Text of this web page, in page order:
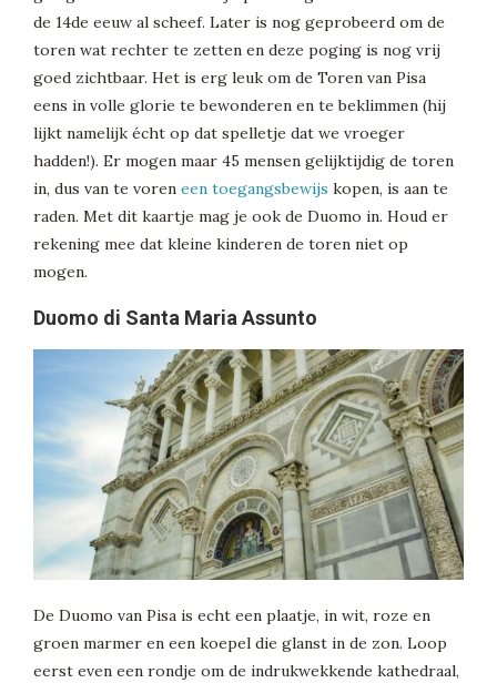
de 14de eeuw al scheef. Later is nog geprobeerd om de
toren wat rechter te zetten en deze poging is nog vrij
goed zichtbaar. Het is erg leuk om de Toren van Pisa
eens in volle glorie te bewonderen en te beklimmen (hij
lijkt namelijk écht op dat spelletje dat we vroeger
hadden!). Er mogen maar 45 mensen gelijktijdig de toren
in, dus van te voren een toegangsbewijs kopen, is aan te
raden. Met dit kaartje mag je ook de Duomo in. Houd er
rekening mee dat kleine kinderen de toren niet op
mogen.
Duomo di Santa Maria Assunto
De Duomo van Pisa is echt een plaatje, in wit, roze en
groen marmer en een koepel die glanst in de zon. Loop
eerst even een rondje om de indrukwekkende kathedraal,